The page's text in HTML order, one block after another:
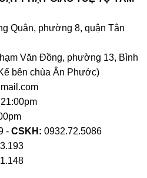
Quân, phường 8, quận Tân
Văn Đồng, phường 13, Bình
bên chùa Ân Phước)
- CSKH: 0932.72.5086